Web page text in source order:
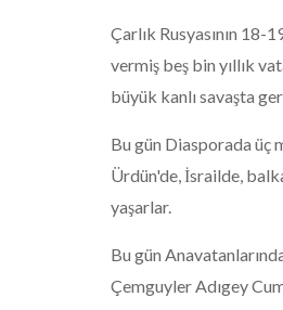
Çarlık Rusyasının 18-
vermiş beş bin yıllık
büyük kanlı savaşta
Bu gün Diasporada üç
Ürdün'de, İsrailde,
yaşarlar.
Bu gün
Çemguyler Adıgey